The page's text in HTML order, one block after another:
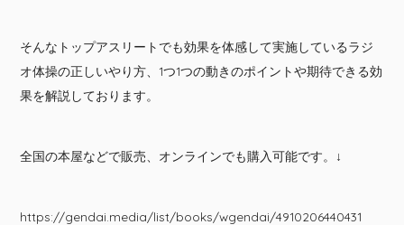
そんなトップアスリートでも効果を体感して実施しているラジ
オ体操の正しいやり方、1つ1つの動きのポイントや期待できる効
果を解説しております。
全国の本屋などで販売、オンラインでも購入可能です。↓
https://gendai.media/list/books/wgendai/4910206440431